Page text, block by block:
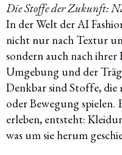
Die Stoffe der Zukunft:
In der Welt der AI
nicht nur nach Textur
sondern auch nach
Umgebung und der
Denkbar sind Stoffe,
oder Bewegung spielen.
erleben, entsteht:
was um sie herum